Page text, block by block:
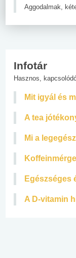
Aggodalmak,
Infotár
Hasznos,
Mit igyál és
A tea
Mi a
Egészséges
A D-vitamin